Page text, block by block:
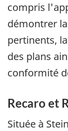
compris
démontrer
pertinents,
des plans
conformité
Recaro et
Située à